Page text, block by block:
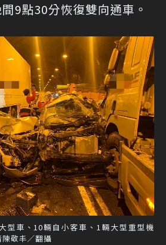
9點30分恢復雙向通車。
型車、10輛自小客車、1輛大型重型機
敬丰／翻攝